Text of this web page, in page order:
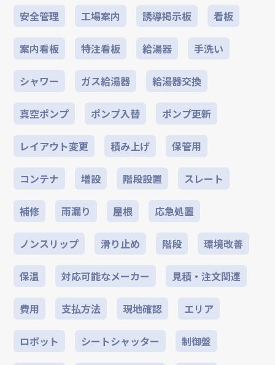
安全管理 工場案内 誘導掲示板 看板
案内看板 特注看板 給湯器 手洗い
シャワー ガス給湯器 給湯器交換
真空ポンプ ポンプ入替 ポンプ更新
レイアウト変更 積み上げ 保管用
コンテナ 増設 階段設置 スレート
補修 雨漏り 屋根 応急処置
ノンスリップ 滑り止め 階段 環境改善
保温 対応可能なメーカー 見積・注文関連
費用 支払方法 現地確認 エリア
ロボット シートシャッター 制御盤